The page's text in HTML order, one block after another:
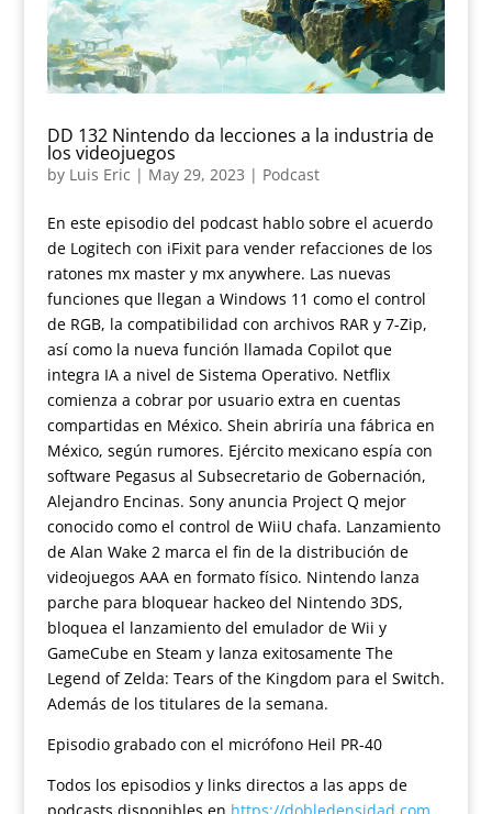
DD 132 Nintendo da lecciones a la industria de
los videojuegos
by Luis Eric | May 29, 2023 | Podcast
En este episodio del podcast hablo sobre el acuerdo
de Logitech con iFixit para vender refacciones de los
ratones mx master y mx anywhere. Las nuevas
funciones que llegan a Windows 11 como el control
de RGB, la compatibilidad con archivos RAR y 7-Zip,
así como la nueva función llamada Copilot que
integra IA a nivel de Sistema Operativo. Netflix
comienza a cobrar por usuario extra en cuentas
compartidas en México. Shein abriría una fábrica en
México, según rumores. Ejército mexicano espía con
software Pegasus al Subsecretario de Gobernación,
Alejandro Encinas. Sony anuncia Project Q mejor
conocido como el control de WiiU chafa. Lanzamiento
de Alan Wake 2 marca el fin de la distribución de
videojuegos AAA en formato físico. Nintendo lanza
parche para bloquear hackeo del Nintendo 3DS,
bloquea el lanzamiento del emulador de Wii y
GameCube en Steam y lanza exitosamente The
Legend of Zelda: Tears of the Kingdom para el Switch.
Además de los titulares de la semana.
Episodio grabado con el micrófono Heil PR-40
Todos los episodios y links directos a las apps de
podcasts disponibles en https://dobledensidad.com